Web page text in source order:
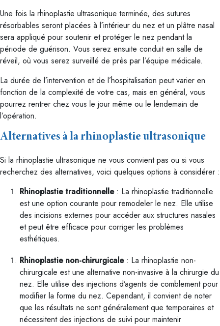
Une fois la rhinoplastie ultrasonique terminée, des sutures
résorbables seront placées à l’intérieur du nez et un plâtre nasal
sera appliqué pour soutenir et protéger le nez pendant la
période de guérison. Vous serez ensuite conduit en salle de
réveil, où vous serez surveillé de près par l’équipe médicale.
La durée de l’intervention et de l’hospitalisation peut varier en
fonction de la complexité de votre cas, mais en général, vous
pourrez rentrer chez vous le jour même ou le lendemain de
l’opération.
Alternatives à la rhinoplastie ultrasonique
Si la rhinoplastie ultrasonique ne vous convient pas ou si vous
recherchez des alternatives, voici quelques options à considérer :
Rhinoplastie traditionnelle: La rhinoplastie traditionnelle
est une option courante pour remodeler le nez. Elle utilise
des incisions externes pour accéder aux structures nasales
et peut être efficace pour corriger les problèmes
esthétiques.
Rhinoplastie non-chirurgicale: La rhinoplastie non-
chirurgicale est une alternative non-invasive à la chirurgie du
nez. Elle utilise des injections d’agents de comblement pour
modifier la forme du nez. Cependant, il convient de noter
que les résultats ne sont généralement que temporaires et
nécessitent des injections de suivi pour maintenir